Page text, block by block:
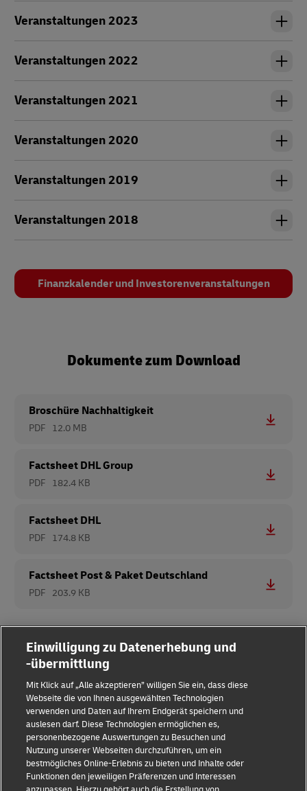
Veranstaltungen 2023
Veranstaltungen 2022
Veranstaltungen 2021
Veranstaltungen 2020
Veranstaltungen 2019
Veranstaltungen 2018
Finanzkalender und Investorenveranstaltungen
Dokumente zum Download
Broschüre Nachhaltigkeit
PDF 12.0 MB
Factsheet DHL Group
PDF 182.4 KB
Factsheet DHL
PDF 174.8 KB
Factsheet Post & Paket Deutschland
PDF 203.9 KB
Impressum
Datenschutz & Cookies
Rechtliche Hinweise
Einwilligung zu Datenerhebung und
-übermittlung
Mit Klick auf „Alle akzeptieren” willigen Sie ein, dass diese
Webseite die von Ihnen ausgewählten Technologien
verwenden und Daten auf Ihrem Endgerät speichern und
auslesen darf. Diese Technologien ermöglichen es,
personenbezogene Auswertungen zu Besuchen und
Nutzung unserer Webseiten durchzuführen, um ein
bestmögliches Online-Erlebnis zu bieten und Inhalte oder
Funktionen den jeweiligen Präferenzen und Interessen